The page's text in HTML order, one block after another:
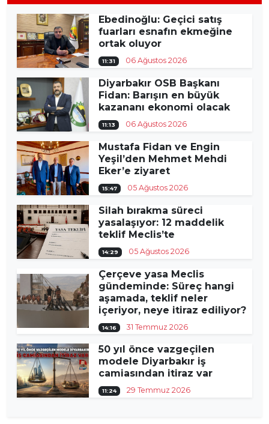
Ebedinoğlu: Geçici satış
fuarları esnafın ekmeğine
ortak oluyor
11:31 06 Ağustos 2026
Diyarbakır OSB Başkanı
Fidan: Barışın en büyük
kazananı ekonomi olacak
11:13 06 Ağustos 2026
Mustafa Fidan ve Engin
Yeşil’den Mehmet Mehdi
Eker’e ziyaret
15:47 05 Ağustos 2026
Silah bırakma süreci
yasalaşıyor: 12 maddelik
teklif Meclis’te
14:29 05 Ağustos 2026
Çerçeve yasa Meclis
gündeminde: Süreç hangi
aşamada, teklif neler
içeriyor, neye itiraz ediliyor?
14:16 31 Temmuz 2026
50 yıl önce vazgeçilen
modele Diyarbakır iş
camiasından itiraz var
11:24 29 Temmuz 2026